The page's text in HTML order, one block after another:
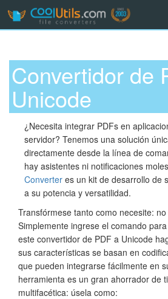
Convertidor de
Unicode
¿Necesita integrar PDFs en
servidor? Tenemos una solución
directamente desde la línea de
hay asistentes ni notificaciones
Converter es un kit de desarrollo de
a su potencia y versatilidad.
Transfórmese tanto como necesite:
Simplemente ingrese el comando
este convertidor de PDF a Unicode
sus características se basan en
que pueden integrarse fácilmente en
herramienta es un gran ahorrador de
multifacética: úsela como: